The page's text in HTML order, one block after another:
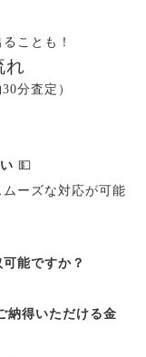
ことも！
れ
分査定）
💵
ーズな対応が可能
能ですか？
納得いただける金